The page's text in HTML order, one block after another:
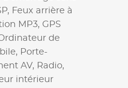
Feux arrière à
MP3, GPS
de
Porte-
AV, Radio,
intérieur